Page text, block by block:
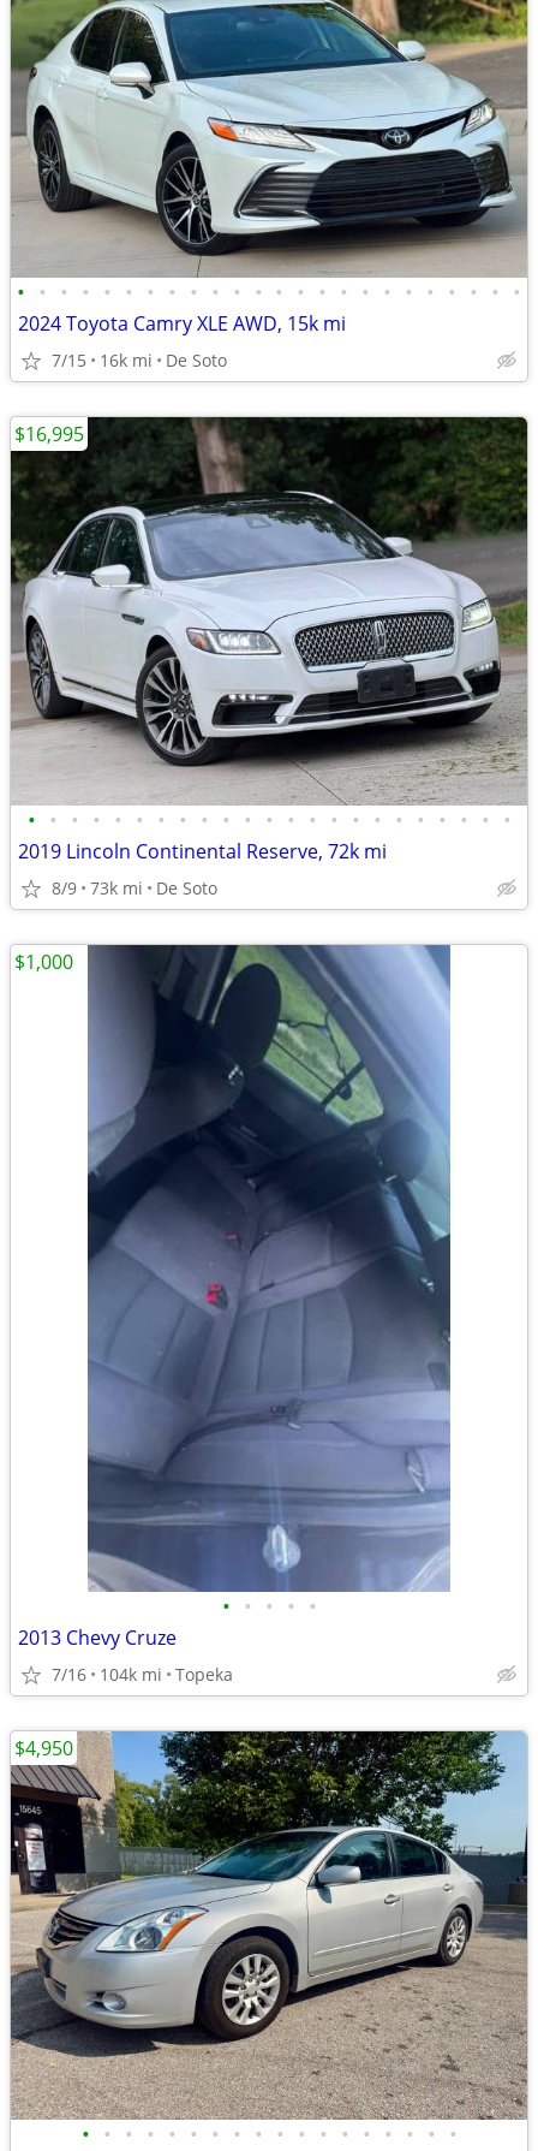
• • • • • • • • • • • • • • • • • • • • • • • •
2024 Toyota Camry XLE AWD, 15k mi
7/15 16k mi De Soto
• • • • • • • • • • • • • • • • • • • • • • •
2019 Lincoln Continental Reserve, 72k mi
8/9 73k mi De Soto
$16,995
• • • • •
2013 Chevy Cruze
7/16 104k mi Topeka
$1,000
• • • • • • • • • • • • • • • • • •
$4,950